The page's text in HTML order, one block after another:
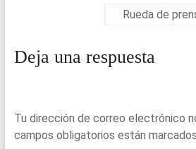
p
Rueda de
Deja una respuesta
Tu dirección de correo electrónico
campos obligatorios están